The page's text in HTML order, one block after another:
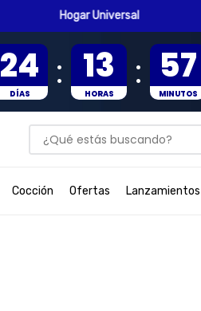
Hogar Universal
24
DÍAS : 13
HORAS : 57
MINUTOS
¿Qué estás buscando?
Cocción Ofertas Lanzamientos